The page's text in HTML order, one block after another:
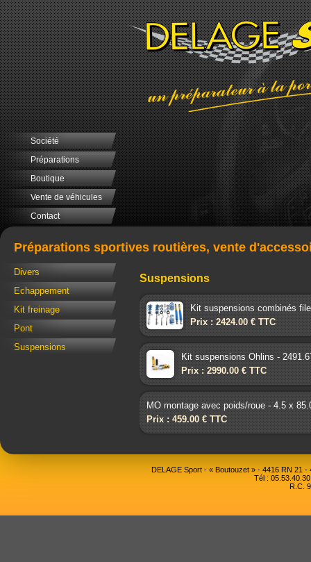
Société
Préparations
Boutique
Vente de véhicules
Contact
Préparations sportives routières, vente
Divers
Echappement
Kit freinage
Pont
Suspensions
Suspensions
Kit suspensions combinés
Prix : 2424.00 € TTC
Kit suspensions Ohlins -
Prix : 2990.00 € TTC
MO montage avec poids/roue - 4.5 x
Prix : 459.00 € TTC
DELAGE Sport - « Boutouzet » - 4416 RN 21
Tél :
R.C.